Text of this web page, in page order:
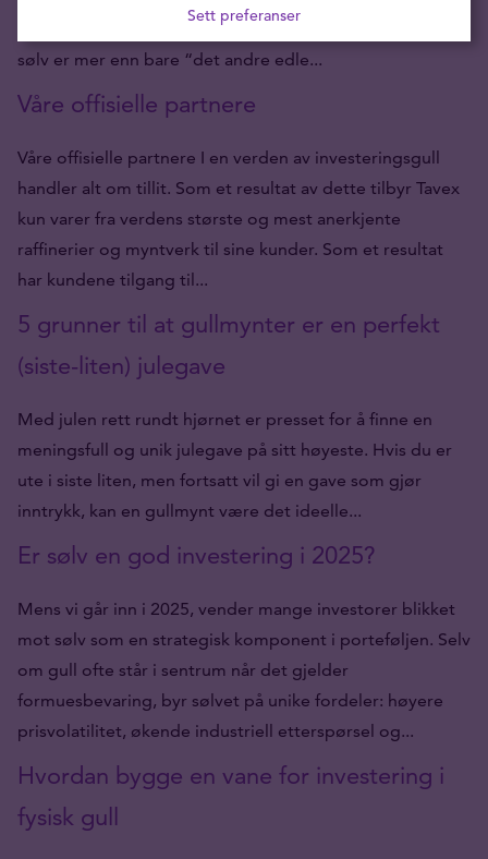
erfarne og nye investorer. La oss se nærmere på hvorfor
sølv er mer enn bare “det andre edle...
Våre offisielle partnere
Våre offisielle partnere I en verden av investeringsgull
handler alt om tillit. Som et resultat av dette tilbyr Tavex
kun varer fra verdens største og mest anerkjente
raffinerier og myntverk til sine kunder. Som et resultat
har kundene tilgang til...
5 grunner til at gullmynter er en perfekt
(siste-liten) julegave
Med julen rett rundt hjørnet er presset for å finne en
meningsfull og unik julegave på sitt høyeste. Hvis du er
ute i siste liten, men fortsatt vil gi en gave som gjør
inntrykk, kan en gullmynt være det ideelle...
Er sølv en god investering i 2025?
Mens vi går inn i 2025, vender mange investorer blikket
mot sølv som en strategisk komponent i porteføljen. Selv
om gull ofte står i sentrum når det gjelder
formuesbevaring, byr sølvet på unike fordeler: høyere
prisvolatilitet, økende industriell etterspørsel og...
Hvordan bygge en vane for investering i
fysisk gull
Sett preferanser